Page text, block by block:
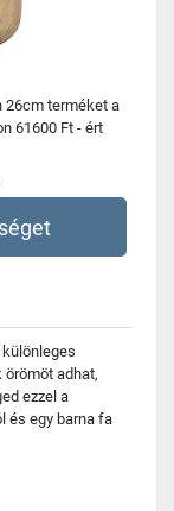
26cm terméket a
61600 Ft - ért
különleges
örömöt adhat,
ezzel a
és egy barna fa